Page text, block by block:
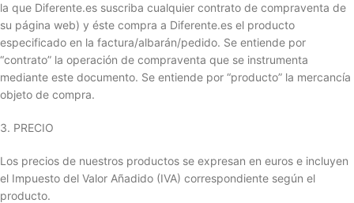
la que Diferente.es suscriba cualquier contrato de compraventa de
su página web) y éste compra a Diferente.es el producto
especificado en la factura/albarán/pedido. Se entiende por
“contrato” la operación de compraventa que se instrumenta
mediante este documento. Se entiende por “producto” la mercancía
objeto de compra.
3. PRECIO
Los precios de nuestros productos se expresan en euros e incluyen
el Impuesto del Valor Añadido (IVA) correspondiente según el
producto.